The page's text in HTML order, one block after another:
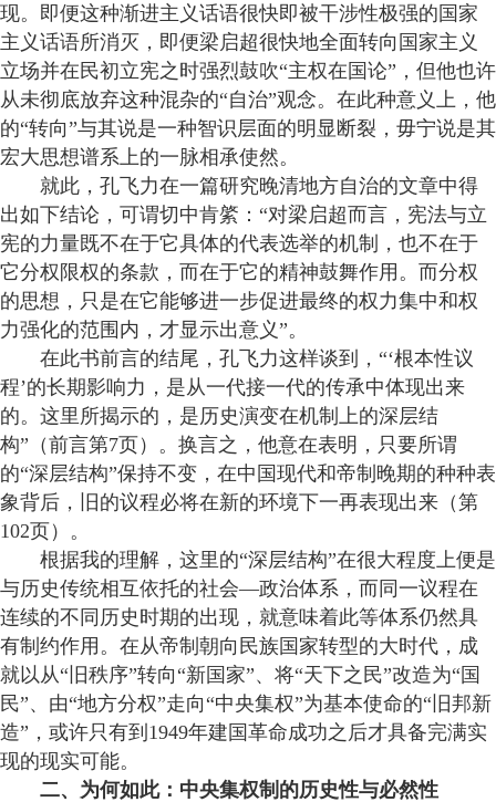
现。即便这种渐进主义话语很快即被干涉性极强的国家
主义话语所消灭，即便梁启超很快地全面转向国家主义
立场并在民初立宪之时强烈鼓吹“主权在国论”，但他也许
从未彻底放弃这种混杂的“自治”观念。在此种意义上，他
的“转向”与其说是一种智识层面的明显断裂，毋宁说是其
宏大思想谱系上的一脉相承使然。
就此，孔飞力在一篇研究晚清地方自治的文章中得
出如下结论，可谓切中肯綮：“对梁启超而言，宪法与立
宪的力量既不在于它具体的代表选举的机制，也不在于
它分权限权的条款，而在于它的精神鼓舞作用。而分权
的思想，只是在它能够进一步促进最终的权力集中和权
力强化的范围内，才显示出意义”。
在此书前言的结尾，孔飞力这样谈到，“‘根本性议
程’的长期影响力，是从一代接一代的传承中体现出来
的。这里所揭示的，是历史演变在机制上的深层结
构”（前言第7页）。换言之，他意在表明，只要所谓
的“深层结构”保持不变，在中国现代和帝制晚期的种种表
象背后，旧的议程必将在新的环境下一再表现出来（第
102页）。
根据我的理解，这里的“深层结构”在很大程度上便是
与历史传统相互依托的社会—政治体系，而同一议程在
连续的不同历史时期的出现，就意味着此等体系仍然具
有制约作用。在从帝制朝向民族国家转型的大时代，成
就以从“旧秩序”转向“新国家”、将“天下之民”改造为“国
民”、由“地方分权”走向“中央集权”为基本使命的“旧邦新
造”，或许只有到1949年建国革命成功之后才具备完满实
现的现实可能。
二、为何如此：中央集权制的历史性与必然性